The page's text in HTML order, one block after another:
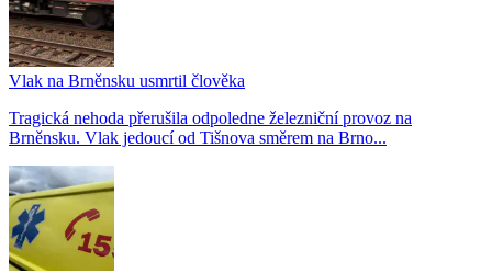
Vlak na Brněnsku usmrtil člověka
Tragická nehoda přerušila odpoledne železniční provoz na
Brněnsku. Vlak jedoucí od Tišnova směrem na Brno...